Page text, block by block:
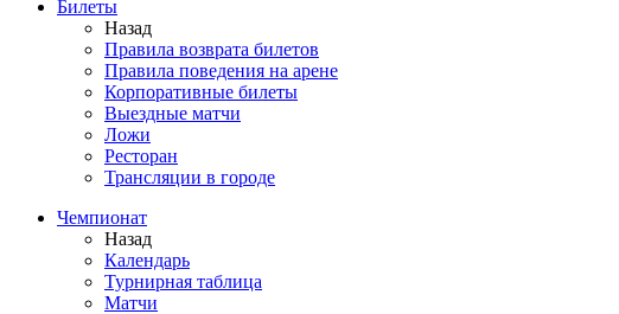
Билеты
Назад
Правила возврата билетов
Правила поведения на арене
Корпоративные билеты
Выездные матчи
Ложи
Ресторан
Трансляции в городе
Чемпионат
Назад
Календарь
Турнирная таблица
Матчи